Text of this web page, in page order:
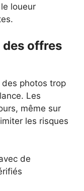
loueur
des offres
photos trop
Les
même sur
les risques
de